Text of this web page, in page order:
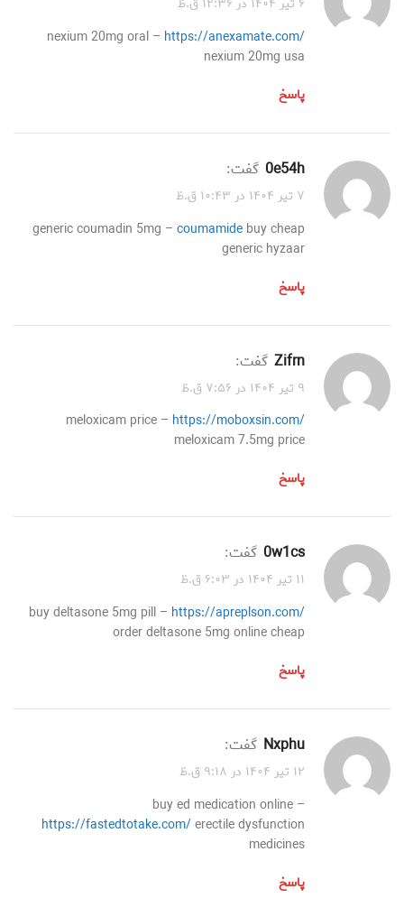
۶ تیر ۱۴۰۴ در ۱۲:۳۶ ق.ظ
nexium 20mg oral – https://anexamate.com/
nexium 20mg usa
پاسخ
0e54h گفت:
۷ تیر ۱۴۰۴ در ۱۰:۴۳ ق.ظ
generic coumadin 5mg – coumamide buy cheap
generic hyzaar
پاسخ
zifrn گفت:
۹ تیر ۱۴۰۴ در ۷:۵۶ ق.ظ
meloxicam price – https://moboxsin.com/
meloxicam 7.5mg price
پاسخ
0w1cs گفت:
۱۱ تیر ۱۴۰۴ در ۶:۰۳ ق.ظ
buy deltasone 5mg pill – https://apreplson.com/
order deltasone 5mg online cheap
پاسخ
nxphu گفت:
۱۲ تیر ۱۴۰۴ در ۹:۱۸ ق.ظ
buy ed medication online –
https://fastedtotake.com/erectile dysfunction
medicines
پاسخ